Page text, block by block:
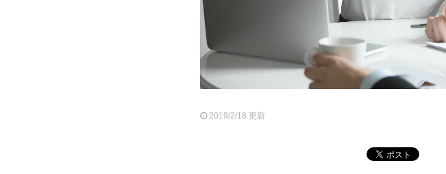
2019/2/18 更新